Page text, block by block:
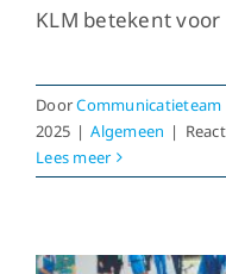
KLM betekent
DoorCommunicatieteam
2025 | Algemeen |
Lees meer